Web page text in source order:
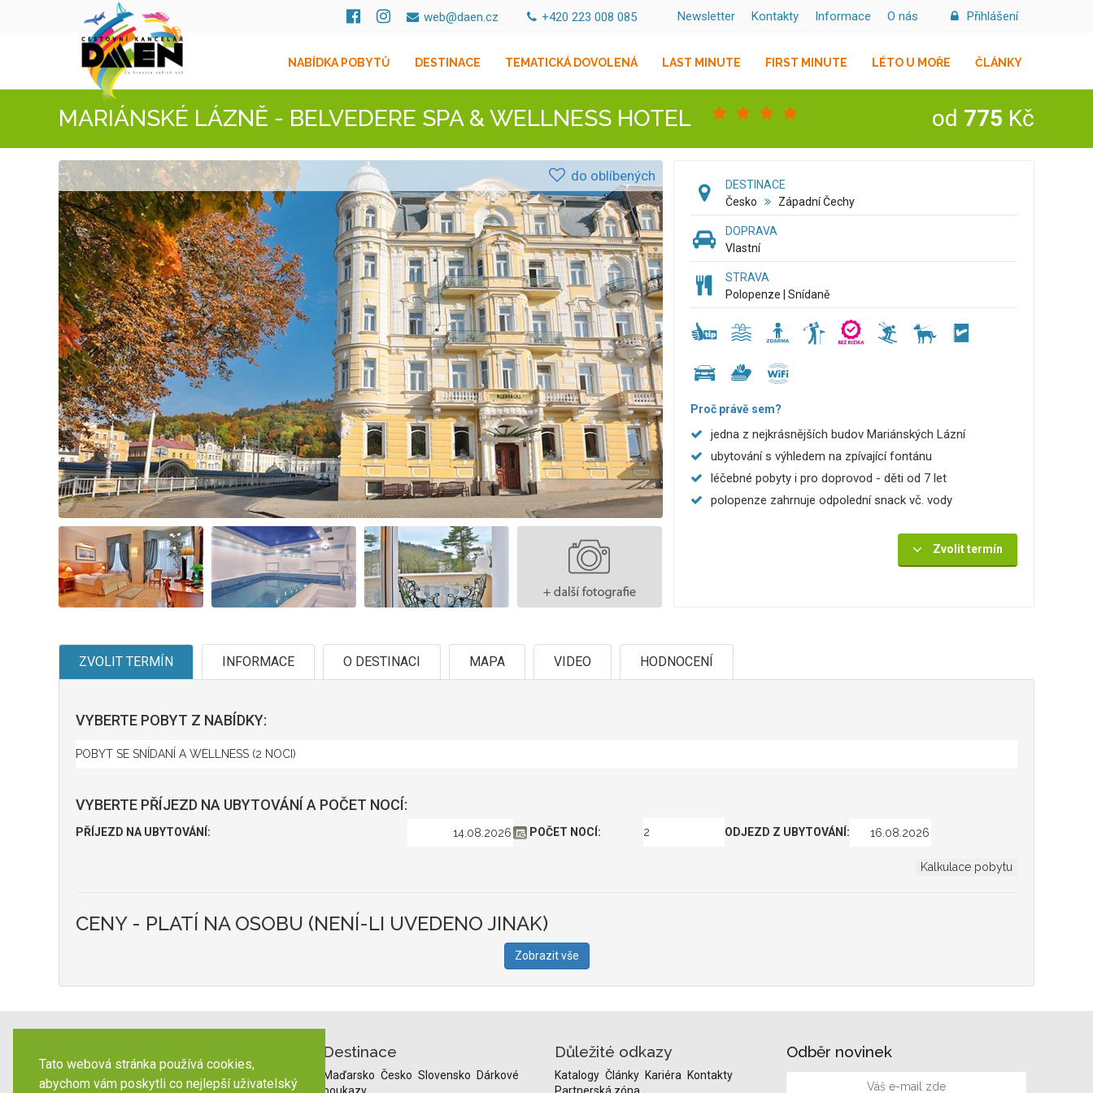
Tato webová stránka používá cookies,
abychom vám poskytli co nejlepší uživatelský
Přihlášení
O nás
Informace
Kontakty
Newsletter
+420 223 008 085
web@daen.cz
NABÍDKA POBYTŮ DESTINACE TEMATICKÁ DOVOLENÁ LAST MINUTE FIRST MINUTE LÉTO U MOŘE ČLÁNKY
MARIÁNSKÉ LÁZNĚ - BELVEDERE SPA & WELLNESS HOTEL od 775 Kč
do oblíbených
DESTINACE
Česko
Západní Čechy
DOPRAVA
Vlastní
STRAVA
Polopenze | Snídaně
Proč právě sem?
jedna z nejkrásnějších budov Mariánských Lázní
ubytování s výhledem na zpívající fontánu
léčebné pobyty i pro doprovod - děti od 7 let
polopenze zahrnuje odpolední snack vč. vody
Zvolit termín
ZVOLIT TERMÍN INFORMACE O DESTINACI MAPA VIDEO HODNOCENÍ
VYBERTE POBYT Z NABÍDKY:
VYBERTE PŘÍJEZD NA UBYTOVÁNÍ A POČET NOCÍ:
PŘÍJEZD NA UBYTOVÁNÍ: POČET NOCÍ: ODJEZD Z UBYTOVÁNÍ:
CENY - PLATÍ NA OSOBU (NENÍ-LI UVEDENO JINAK)
Zobrazit vše
Destinace
Maďarsko Česko Slovensko
Dárkové
Důležité odkazy
Katalogy Články Kariéra
Kontakty
Odběr novinek